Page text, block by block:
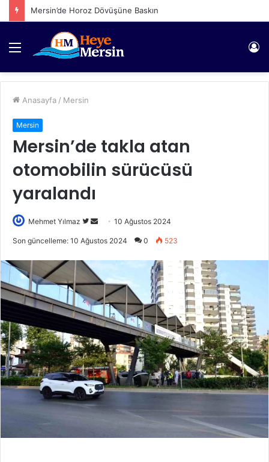
Mersin’de Horoz Dövüşüne Baskın
Menü
Anasayfa / Mersin
Mersin
Mersin’de takla atan
otomobilin sürücüsü
yaralandı
Mehmet Yılmaz
Twitter'da
Bir
göndermek
10 Ağustos 2024
Son güncelleme: 10 Ağustos 2024 0 523